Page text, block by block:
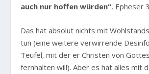
auch nur hoffen würden“, Epheser
Das hat absolut nichts mit
tun (eine weitere verwirrende
Teufel, mit der er Christen von
fernhalten will). Aber es hat alles mit